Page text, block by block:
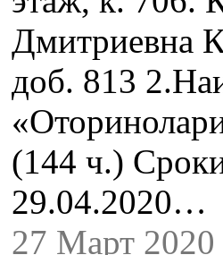
Дмитриевна
доб. 813
(144 ч.)
29.04.2020…
27 Март 2020